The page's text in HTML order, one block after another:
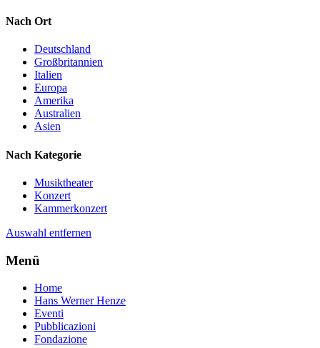
Nach Ort
Deutschland
Großbritannien
Italien
Europa
Amerika
Australien
Asien
Nach Kategorie
Musiktheater
Konzert
Kammerkonzert
Auswahl entfernen
Menü
Home
Hans Werner Henze
Eventi
Pubblicazioni
Fondazione